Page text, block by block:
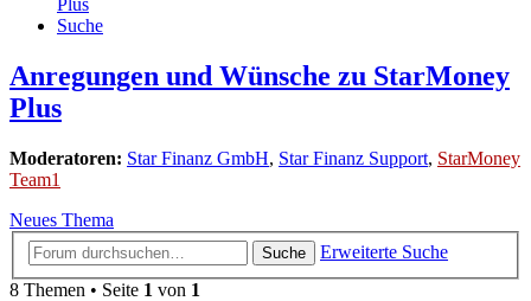
Plus
Suche
Anregungen und Wünsche zu StarMoney
Plus
Moderatoren: Star Finanz GmbH, Star Finanz Support, StarMoney
Team1
Neues Thema
Suche
Erweiterte Suche
8 Themen • Seite 1 von 1